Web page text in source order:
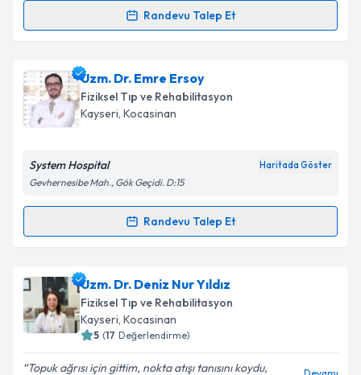
Kişisel verilerimin işlenmesine ilişkin
Metni'ni okudum ve kişisel verilerimin belirtilen
Takvim Talebini Gönder
Randevu Talep Et
Randevu Takvimi Talebi
Dr. Hüseyin Püriçin randevu takvimi talebi oluşturun.
Size bu uzmandan randevu almanız için bir takvim
hazırlandığında e-posta ile bilgilendireceğiz.
Kişisel verilerimin işlenmesine ilişkin
Metni'ni okudum ve kişisel verilerimin belirtilen
Takvim Talebini Gönder
Uzm. Dr. Emre Ersoy
Fiziksel Tıp ve Rehabilitasyon
Kayseri, Kocasinan
System Hospital Haritada Göster
Gevhernesibe Mah., Gök Geçidi. D:15
Randevu Talep Et
Randevu Takvimi Talebi
Uzm. Dr. Emre Ersoy için randevu takvimi talebi
oluşturun. Size bu uzmandan randevu almanız için bir
takvim hazırlandığında e-posta ile bilgilendireceğiz.
Uzm. Dr. Deniz Nur Yıldız
Fiziksel Tıp ve Rehabilitasyon
Kayseri, Kocasinan
5 (17 Değerlendirme)
Topuk ağrısı için gittim, nokta atışı tanısını koydu,